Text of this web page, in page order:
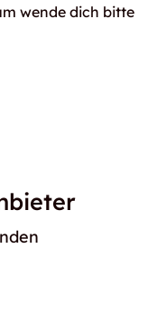
wende dich bitte